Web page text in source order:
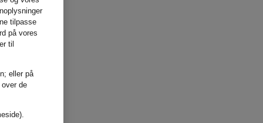
tilpasse
på vores
til
eller på
de